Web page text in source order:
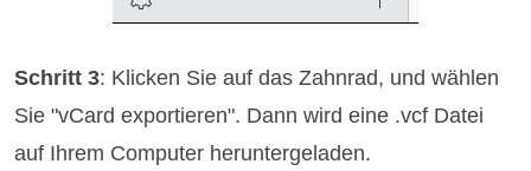
Schritt 3: Klicken Sie auf das Zahnrad, und wählen
Sie "vCard exportieren". Dann wird eine .vcf Datei
auf Ihrem Computer heruntergeladen.